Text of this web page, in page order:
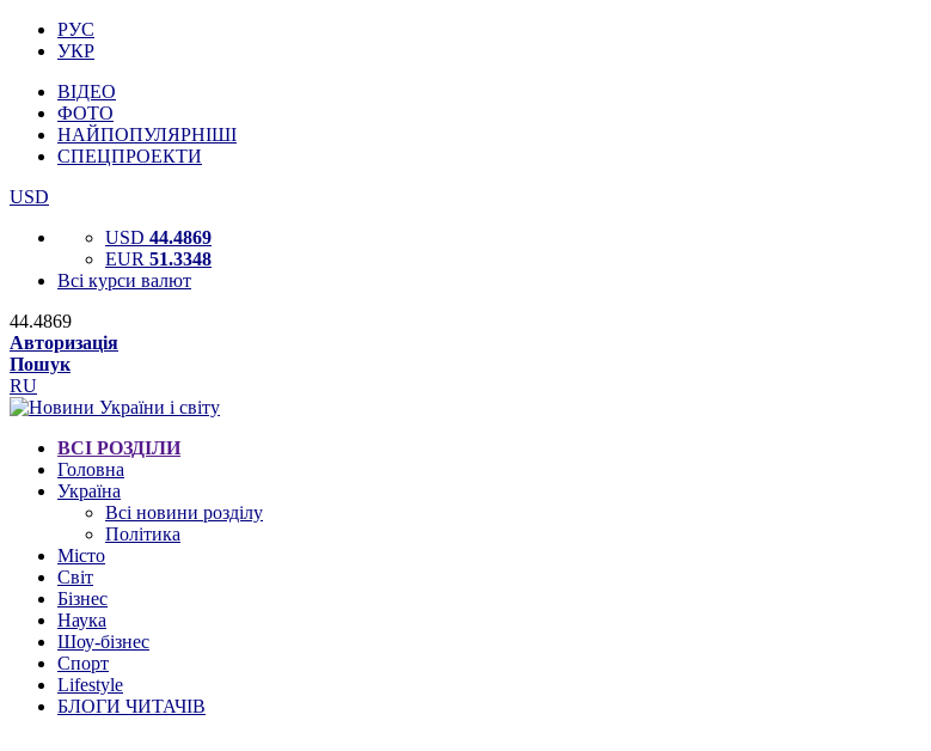
РУС
УКР
ВІДЕО
ФОТО
НАЙПОПУЛЯРНІШІ
СПЕЦПРОЕКТИ
USD
USD 44.4869
EUR 51.3348
Всі курси валют
44.4869
Авторизація
Пошук
RU
ВСІ РОЗДІЛИ
Головна
Україна
Всі новини розділу
Політика
Місто
Світ
Бізнес
Наука
Шоу-бізнес
Спорт
Lifestyle
БЛОГИ ЧИТАЧІВ